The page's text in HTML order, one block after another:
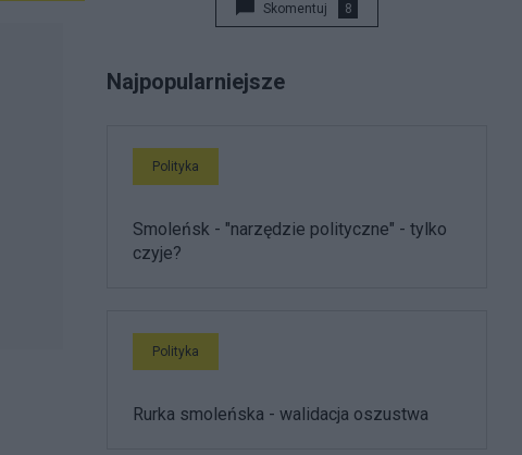
Skomentuj 8
Najpopularniejsze
Polityka
Smoleńsk - "narzędzie polityczne" - tylko
czyje?
Polityka
Rurka smoleńska - walidacja oszustwa